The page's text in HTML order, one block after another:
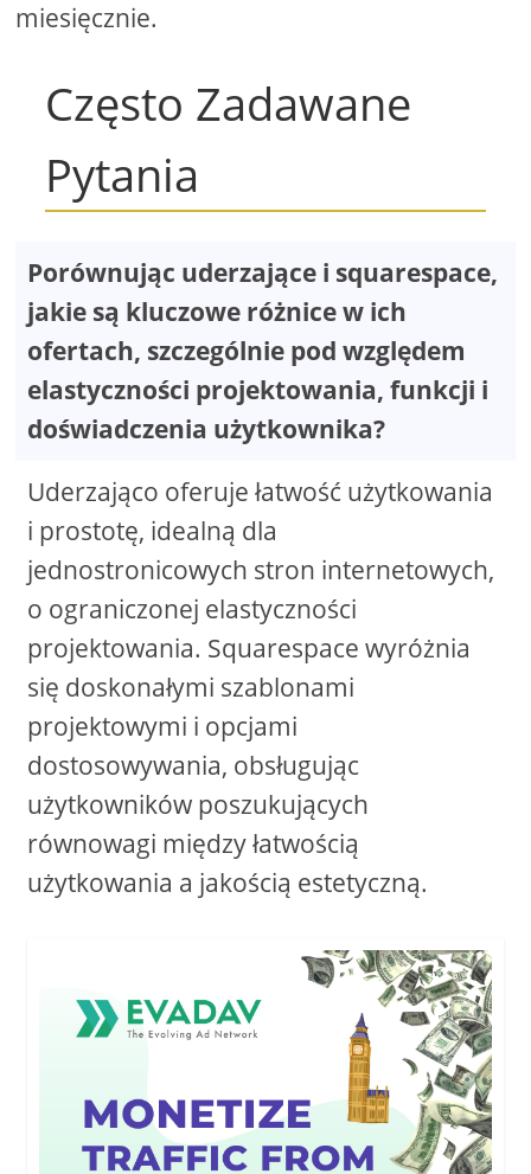
miesięcznie.
Często Zadawane
Pytania
Porównując uderzające i squarespace,
jakie są kluczowe różnice w ich
ofertach, szczególnie pod względem
elastyczności projektowania, funkcji i
doświadczenia użytkownika?
Uderzająco oferuje łatwość użytkowania
i prostotę, idealną dla
jednostronicowych stron internetowych,
o ograniczonej elastyczności
projektowania. Squarespace wyróżnia
się doskonałymi szablonami
projektowymi i opcjami
dostosowywania, obsługując
użytkowników poszukujących
równowagi między łatwością
użytkowania a jakością estetyczną.